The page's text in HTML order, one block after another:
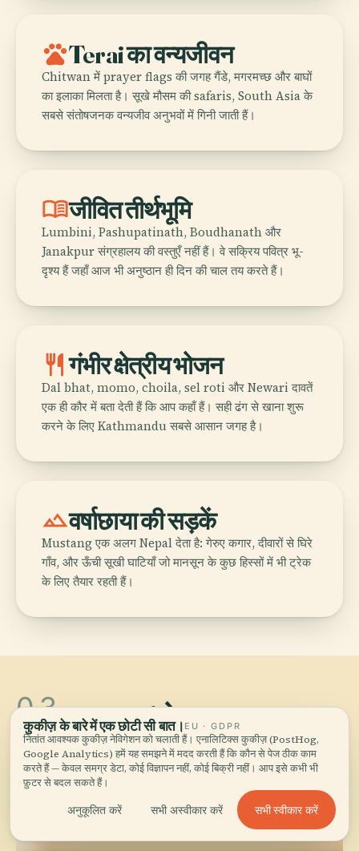
petsTerai का वन्यजीवन
Chitwan में prayer flags की जगह गैंडे, मगरमच्छ और बाघों
का इलाका मिलता है। सूखे मौसम की safaris, South Asia के
सबसे संतोषजनक वन्यजीव अनुभवों में गिनी जाती हैं।
menu_bookजीवित तीर्थभूमि
Lumbini, Pashupatinath, Boudhanath और
Janakpur संग्रहालय की वस्तुएँ नहीं हैं। वे सक्रिय पवित्र भू-
दृश्य हैं जहाँ आज भी अनुष्ठान ही दिन की चाल तय करते हैं।
restaurantगंभीर क्षेत्रीय भोजन
Dal bhat, momo, choila, sel roti और Newari दावतें
एक ही कौर में बता देती हैं कि आप कहाँ हैं। सही ढंग से खाना शुरू
करने के लिए Kathmandu सबसे आसान जगह है।
landscapeवर्षाछाया की सड़कें
Mustang एक अलग Nepal देता है: गेरुए कगार, दीवारों से घिरे
गाँव, और ऊँची सूखी घाटियाँ जो मानसून के कुछ हिस्सों में भी ट्रेक
के लिए तैयार रहती हैं।
03 Nepal के शहर.
12 शहर — start with the ones we'd send you to
first.
कुकीज़ के बारे में एक छोटी सी बात। EU · GDPR
नितांत आवश्यक कुकीज़ नेविगेशन को चलाती हैं। एनालिटिक्स कुकीज़ (PostHog,
Google Analytics) हमें यह समझने में मदद करती हैं कि कौन से पेज ठीक काम
करते हैं — केवल समग्र डेटा, कोई विज्ञापन नहीं, कोई बिक्री नहीं। आप इसे कभी भी
फ़ुटर से बदल सकते हैं।
अनुकूलित करें सभी अस्वीकार करें सभी स्वीकार करें